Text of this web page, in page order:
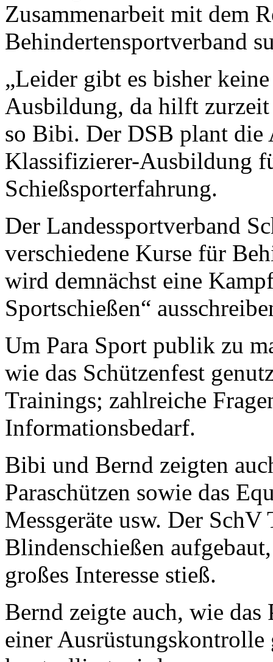
Zusammenarbeit mit dem
Behindertensportverband
„Leider gibt es bisher
Ausbildung, da hilft zurzeit
so Bibi. Der DSB plant die
Klassifizierer-Ausbildung
Schießsporterfahrung.
Der Landessportverband
verschiedene Kurse für
wird demnächst eine
Sportschießen“
Um Para Sport publik zu
wie das Schützenfest
Trainings; zahlreiche
Informationsbedarf.
Bibi und Bernd zeigten
Paraschützen sowie das
Messgeräte usw. Der
Blindenschießen
großes Interesse stieß.
Bernd zeigte auch, wie das
einer